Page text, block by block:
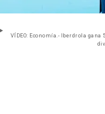
VÍDEO: Economía.- Iberdrola